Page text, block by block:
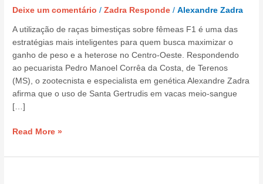
Deixe um comentário /Zadra Responde /Alexandre Zadra
A utilização de raças bimestiças sobre fêmeas F1 é uma das
estratégias mais inteligentes para quem busca maximizar o
ganho de peso e a heterose no Centro-Oeste. Respondendo
ao pecuarista Pedro Manoel Corrêa da Costa, de Terenos
(MS), o zootecnista e especialista em genética Alexandre Zadra
afirma que o uso de Santa Gertrudis em vacas meio-sangue
[…]
Read More »